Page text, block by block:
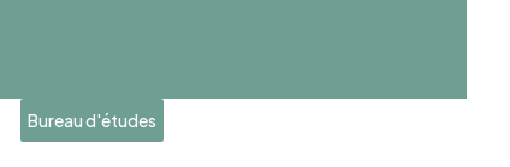
Bureau d'études